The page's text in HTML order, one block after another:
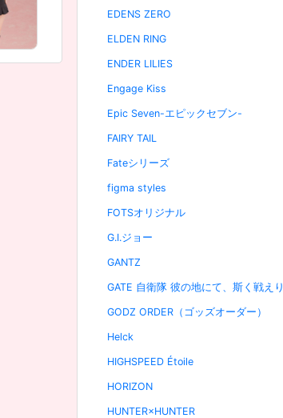
EDENS ZERO
ELDEN RING
ENDER LILIES
Engage Kiss
Epic Seven-エピックセブン-
FAIRY TAIL
Fateシリーズ
figma styles
FOTSオリジナル
G.I.ジョー
GANTZ
GATE 自衛隊 彼の地にて、斯く戦えり
GODZ ORDER（ゴッズオーダー）
Helck
HIGHSPEED Étoile
HORIZON
HUNTER×HUNTER